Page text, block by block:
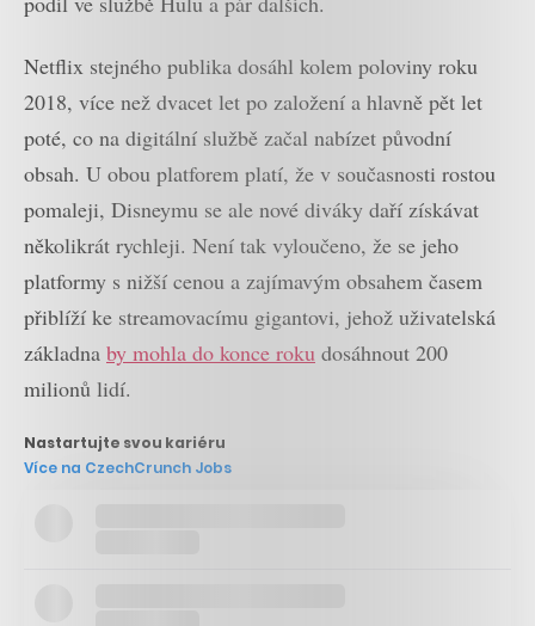
Netflix stejného publika dosáhl kolem poloviny roku
2018, více než dvacet let po založení a hlavně pět let
poté, co na digitální službě začal nabízet původní
obsah. U obou platforem platí, že v současnosti rostou
pomaleji, Disneymu se ale nové diváky daří získávat
několikrát rychleji. Není tak vyloučeno, že se jeho
platformy s nižší cenou a zajímavým obsahem časem
přiblíží ke streamovacímu gigantovi, jehož uživatelská
základna by mohla do konce roku dosáhnout 200
milionů lidí.
Nastartujte svou kariéru
Více na CzechCrunch Jobs